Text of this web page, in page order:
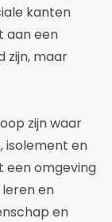
kanten
aan een
zijn, maar
zijn waar
isolement en
een omgeving
en
en